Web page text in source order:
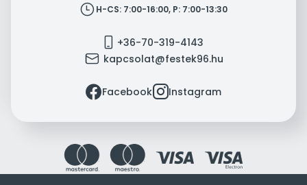
clock H-CS: 7:00-16:00, P: 7:00-13:30
mobile +36-70-319-4143
mail kapcsolat@festek96.hu
facebookFacebookinstagramInstagram